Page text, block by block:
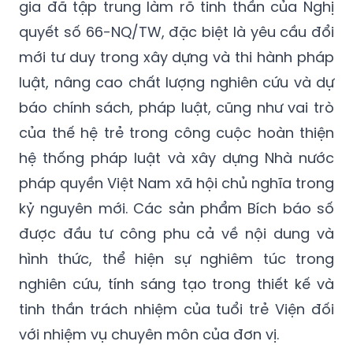
gia đã tập trung làm rõ tinh thần của Nghị
quyết số 66-NQ/TW, đặc biệt là yêu cầu đổi
mới tư duy trong xây dựng và thi hành pháp
luật, nâng cao chất lượng nghiên cứu và dự
báo chính sách, pháp luật, cũng như vai trò
của thế hệ trẻ trong công cuộc hoàn thiện
hệ thống pháp luật và xây dựng Nhà nước
pháp quyền Việt Nam xã hội chủ nghĩa trong
kỷ nguyên mới. Các sản phẩm Bích báo số
được đầu tư công phu cả về nội dung và
hình thức, thể hiện sự nghiêm túc trong
nghiên cứu, tính sáng tạo trong thiết kế và
tinh thần trách nhiệm của tuổi trẻ Viện đối
với nhiệm vụ chuyên môn của đơn vị.